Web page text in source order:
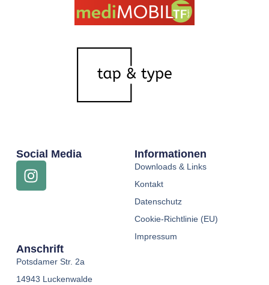
Social Media Informationen
Downloads & Links
Kontakt
Datenschutz
Cookie-Richtlinie (EU)
Impressum
Anschrift
Potsdamer Str. 2a
14943 Luckenwalde